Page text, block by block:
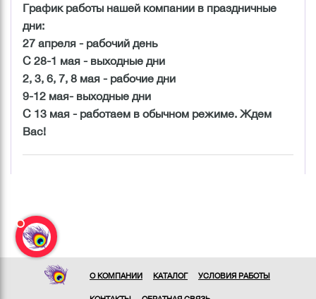
График работы нашей компании в праздничные
дни:
27 апреля - рабочий день
С 28-1 мая - выходные дни
2, 3, 6, 7, 8 мая - рабочие дни
9-12 мая- выходные дни
С 13 мая - работаем в обычном режиме. Ждем
Вас!
О КОМПАНИИ КАТАЛОГ УСЛОВИЯ РАБОТЫ